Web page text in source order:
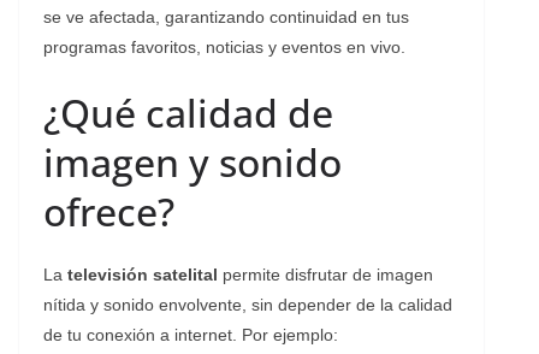
se ve afectada, garantizando continuidad en tus
programas favoritos, noticias y eventos en vivo.
¿Qué calidad de
imagen y sonido
ofrece?
La televisión satelital permite disfrutar de imagen
nítida y sonido envolvente, sin depender de la calidad
de tu conexión a internet. Por ejemplo: